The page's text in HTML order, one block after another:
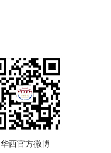
华西官方微博